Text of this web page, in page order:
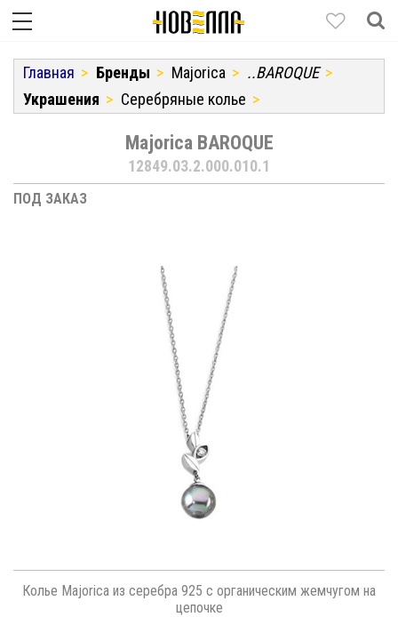
Главная Бренды Majorica
..BAROQUE
Украшения
Серебряные колье
Majorica BAROQUE
12849.03.2.000.010.1
ПОД ЗАКАЗ
Колье Majorica из серебра 925 с органическим жемчугом на
цепочке